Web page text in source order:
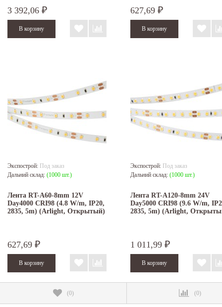
3 392,06 ₽ 627,69 ₽
Экспострой: Под заказ
Дальний склад: (1000 шт.)
Лента RT-A60-8mm 12V
Day4000 CRI98 (4.8 W/m, IP20,
2835, 5m) (Arlight, Открытый)
627,69 ₽
Экспострой: Под заказ
Дальний склад: (1000 шт.)
Лента RT-A120-8mm 24V
Day5000 CRI98 (9.6 W/m,
2835, 5m) (Arlight,
1 011,99 ₽
(0) (0)